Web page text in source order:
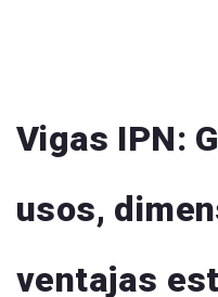
Vigas IPN:
usos,
ventajas